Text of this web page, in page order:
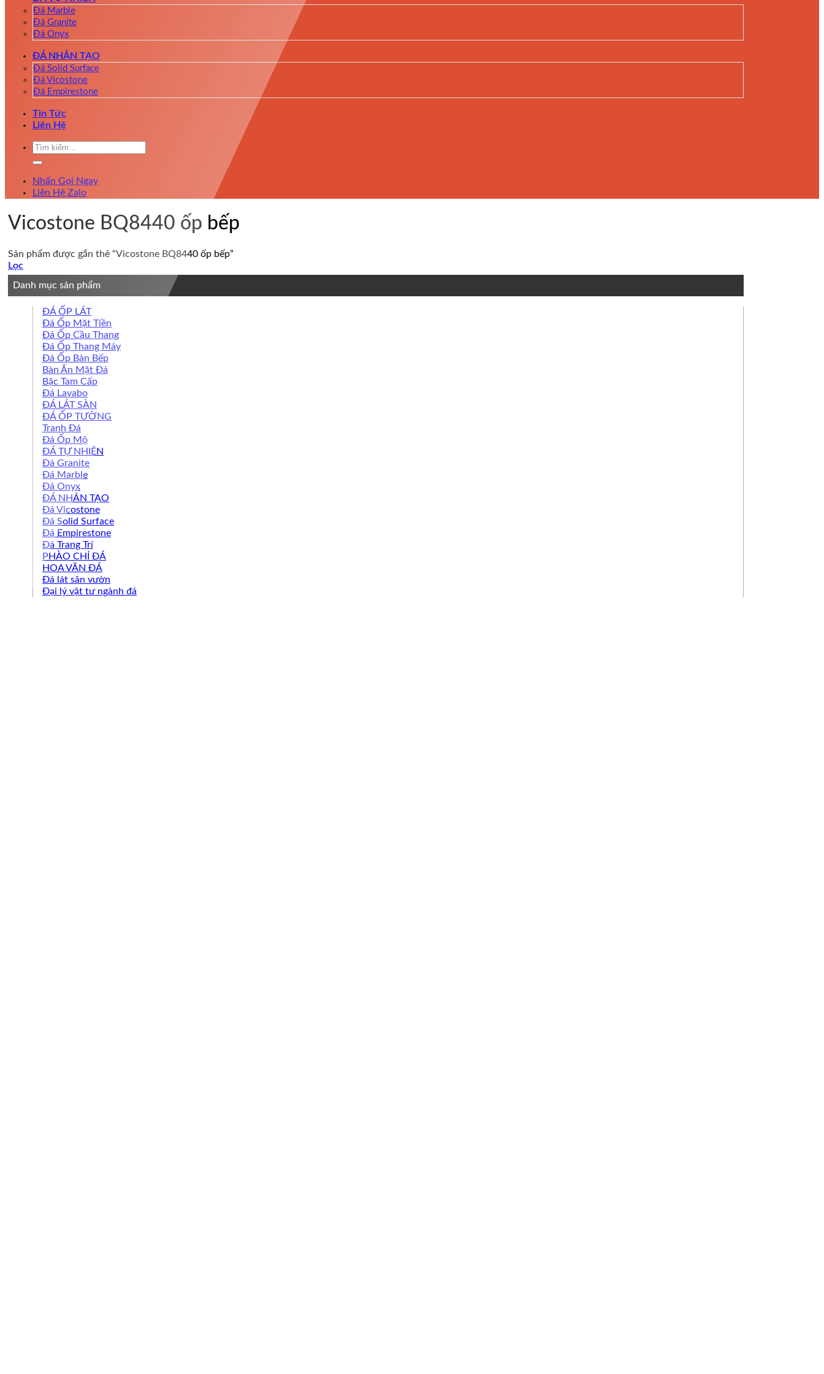
Đá Marble
Đá Granite
Đá Onyx
ĐÁ NHÂN TẠO
Đá Solid Surface
Đá Vicostone
Đá Empirestone
Tin Tức
Liên Hệ
Tìm
Nhấn Gọi Ngay
Liên Hệ Zalo
Vicostone BQ8440 ốp bếp
Sản phẩm được gắn thẻ “Vicostone BQ8440 ốp bếp”
Lọc
Danh mục sản phẩm
ĐÁ ỐP LÁT
Đá Ốp Mặt Tiền
Đá Ốp Cầu Thang
Đá Ốp Thang Máy
Đá Ốp Bàn Bếp
Bàn Ăn Mặt Đá
Bậc Tam Cấp
Đá Lavabo
ĐÁ LÁT SÀN
ĐÁ ỐP TƯỜNG
Tranh Đá
Đá Ốp Mộ
ĐÁ TỰ NHIÊN
Đá Granite
Đá Marble
Đá Onyx
ĐÁ NHÂN TẠO
Đá Vicostone
Đá Solid Surface
Đá Empirestone
Đá Trang Trí
PHÀO CHỈ ĐÁ
HOA VĂN ĐÁ
Đá lát sân vườn
Đại lý vật tư ngành đá